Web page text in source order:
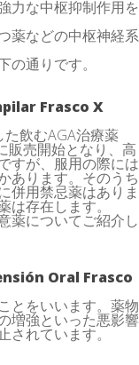
力な中枢抑制作用を
薬などの中枢神経系
通りです。
Frasco X
飲むAGA治療薬
販売開始となり、高
すが、服用の際には
あります。そのうち
併用禁忌薬はありま
は存在します。
薬についてご紹介し
Oral Frasco
とをいいます。薬物
増強といった悪影響
れています。